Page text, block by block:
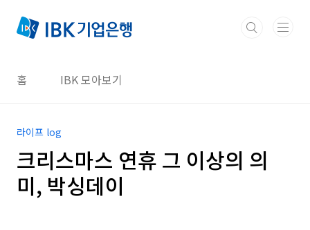
홈 IBK 모아보기
라이프 log
크리스마스 연휴 그 이상의 의
미, 박싱데이